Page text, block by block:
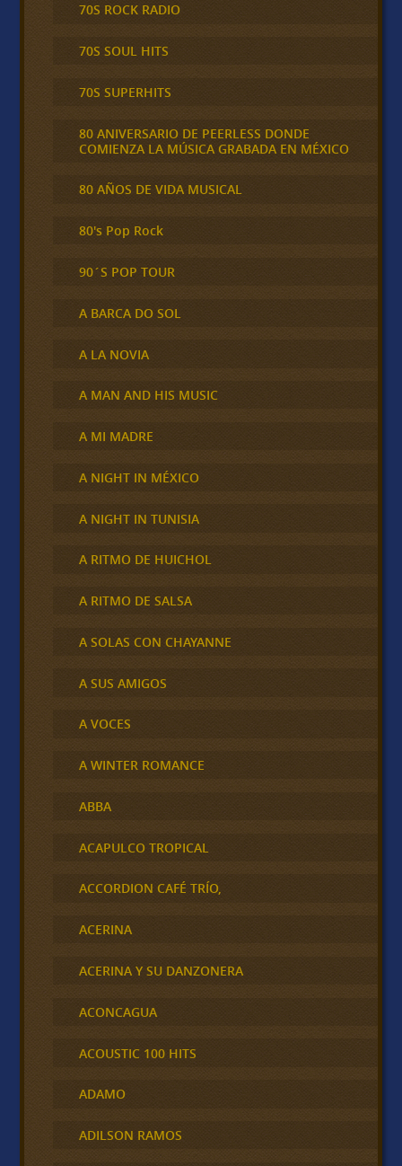
70S ROCK RADIO
70S SOUL HITS
70S SUPERHITS
80 ANIVERSARIO DE PEERLESS DONDE
COMIENZA LA MÚSICA GRABADA EN MÉXICO
80 AÑOS DE VIDA MUSICAL
80's Pop Rock
90´S POP TOUR
A BARCA DO SOL
A LA NOVIA
A MAN AND HIS MUSIC
A MI MADRE
A NIGHT IN MÉXICO
A NIGHT IN TUNISIA
A RITMO DE HUICHOL
A RITMO DE SALSA
A SOLAS CON CHAYANNE
A SUS AMIGOS
A VOCES
A WINTER ROMANCE
ABBA
ACAPULCO TROPICAL
ACCORDION CAFÉ TRÍO,
ACERINA
ACERINA Y SU DANZONERA
ACONCAGUA
ACOUSTIC 100 HITS
ADAMO
ADILSON RAMOS